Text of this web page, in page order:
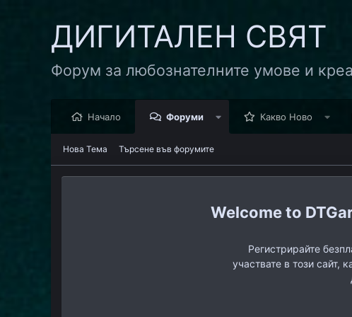
ДИГИТАЛЕН СВЯТ
Форум за любознателните умове и
Начало Форуми Какво Ново
Нова Тема Търсене във форумите
Регистрирайте
участвате в този сайт,